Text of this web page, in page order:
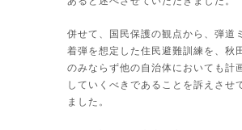
併せて、国民保護の観点から、弾道
着弾を想定した住民避難訓練を、秋
のみならず他の自治体においても計
していくべきであることを訴えさせ
ました。